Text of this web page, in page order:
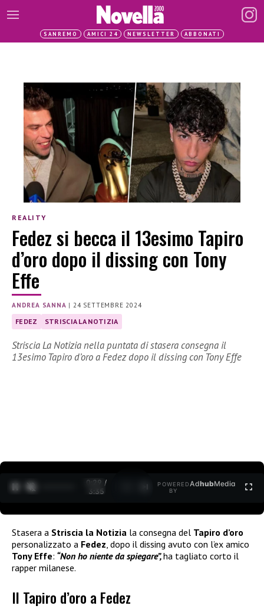
SANREMO AMICI 24 NEWSLETTER ABBONATI
REALITY
Fedez si becca il 13esimo Tapiro
d’oro dopo il dissing con Tony
Effe
ANDREA SANNA |24 SETTEMBRE 2024
FEDEZ STRISCIA LA NOTIZIA
Striscia La Notizia nella puntata di stasera consegna il
13esimo Tapiro d’oro a Fedez dopo il dissing con Tony Effe
0:30 /
3:35
POWERED
BY
AdhubMedia
Stasera a Striscia la Notizia la consegna del Tapiro d’oro
personalizzato a Fedez , dopo il dissing avuto con l’ex amico
Tony Effe: “Non ho niente da spiegare”,ha tagliato corto il
rapper milanese.
Il Tapiro d’oro a Fedez